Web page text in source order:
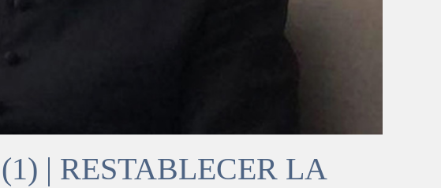
| RESTABLECER LA